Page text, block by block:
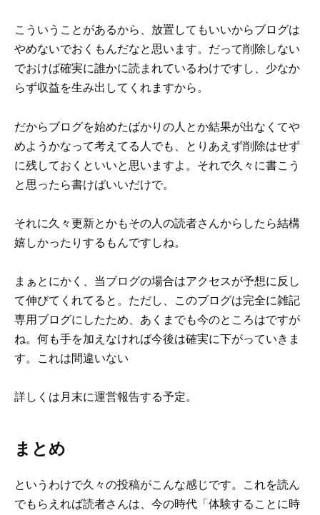
こういうことがあるから、放置してもいいからブログは
やめないでおくもんだなと思います。だって削除しない
でおけば確実に誰かに読まれているわけですし、少なか
らず収益を生み出してくれますから。
だからブログを始めたばかりの人とか結果が出なくてや
めようかなって考えてる人でも、とりあえず削除はせず
に残しておくといいと思いますよ。それで久々に書こう
と思ったら書けばいいだけで。
それに久々更新とかもその人の読者さんからしたら結構
嬉しかったりするもんですしね。
まぁとにかく、当ブログの場合はアクセスが予想に反し
て伸びてくれてると。ただし、このブログは完全に雑記
専用ブログにしたため、あくまでも今のところはですが
ね。何も手を加えなければ今後は確実に下がっていきま
す。これは間違いない
詳しくは月末に運営報告する予定。
まとめ
というわけで久々の投稿がこんな感じです。これを読ん
でもらえれば読者さんは、今の時代「体験することに時